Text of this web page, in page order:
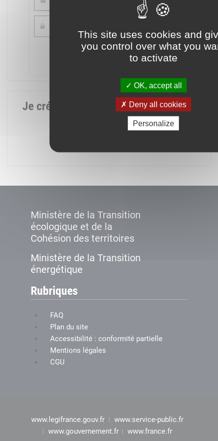
This site uses cookies and
you control over what you
to activate
OK, accept all
Deny all cookies
Personalize
Mot de passe oublié ?
Je crée mon compte
Ministère de la Transition
écologique et de la
Cohésion des territoires
Ministère de la Transition
énergétique
Rubriques
FAQ
Plan du site
Accessibilité : conformité partielle
Mentions légales
CGU
www.legifrance.gouv.fr
www.service-public.fr
www.gouvernement.fr
www.france.fr